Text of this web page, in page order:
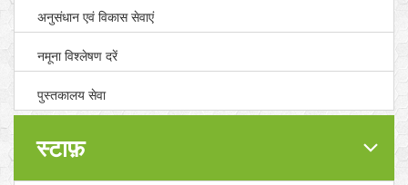
अनुसंधान एवं विकास सेवाएं
नमूना विश्लेषण दरें
पुस्तकालय सेवा
स्टाफ़